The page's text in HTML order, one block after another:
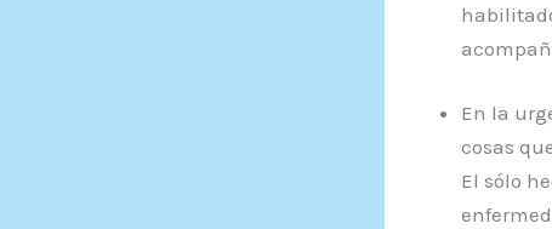
En la
cosas
El sólo